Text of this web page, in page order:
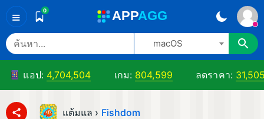
≡ 0 APPAGG
macOS
แอป: 4,704,504 เกม: 804,599 ลดราคา:
แต้มแล › Fishdom